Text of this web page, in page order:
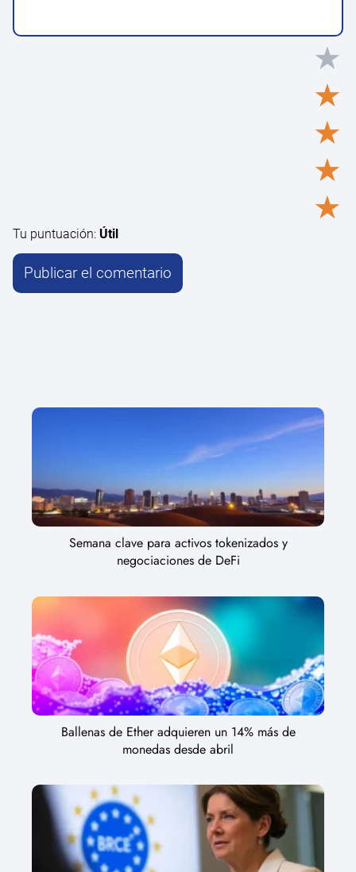
★
★
★
★
★
Tu puntuación: Útil
Semana clave para activos tokenizados y
negociaciones de DeFi
Ballenas de Ether adquieren un 14% más de
monedas desde abril